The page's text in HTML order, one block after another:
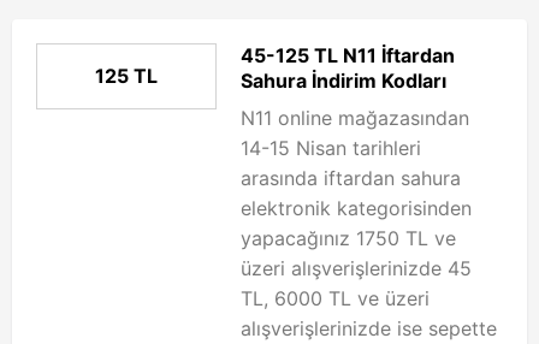
125 TL
45-125 TL N11 İftardan
Sahura İndirim Kodları
N11 online mağazasından
14-15 Nisan tarihleri
arasında iftardan sahura
elektronik kategorisinden
yapacağınız 1750 TL ve
üzeri alışverişlerinizde 45
TL, 6000 TL ve üzeri
alışverişlerinizde ise sepette